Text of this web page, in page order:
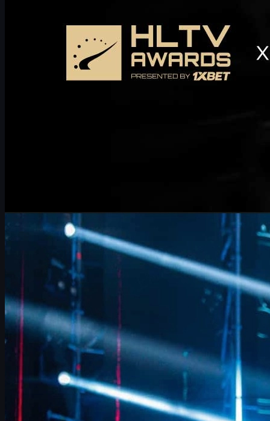
dicembre 29, 2025
Counter-Strike 2giugno 17, 2026
FalleN e FURIA a Colonia: obiettivo trofeo e meta
CS2 skins
Intervista a FalleN su FURIA, Overpass, LANXESS e la corsa al
trofeo a IEM Colonia, con uno sguardo al meta e al mercato di CS2
skins.
giugno 17, 2026